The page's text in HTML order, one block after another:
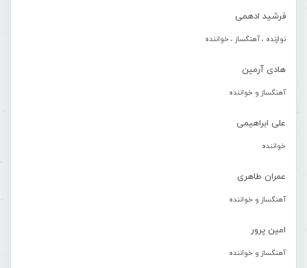
فرشید ادهمی
نوازنده ، آهنگساز ، خواننده
هادی آرمین
آهنگساز و خواننده
علی ابراهیمی
خواننده
عمران طاهری
آهنگساز و خواننده
امین پرور
آهنگساز و خواننده